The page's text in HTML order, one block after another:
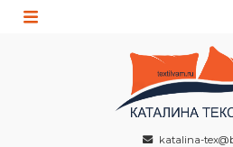
katalina-